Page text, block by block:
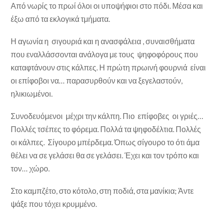
Από νωρίς το πρωί όλοι οι υποψήφιοι στο πόδι. Μέσα και
έξω από τα εκλογικά τμήματα.
Η αγωνία η σιγουριά και η ανασφάλεια , συναισθήματα
που εναλλάσσονται ανάλογα με τους ψηφοφόρους που
καταφτάνουν στις κάλπες. Η πρώτη πρωινή φουρνιά είναι
οι επίφοβοι να… παρασυρθούν και να ξεγελαστούν,
ηλικιωμένοι.
Συνοδευόμενοι μέχρι την κάλπη. Πιο επίφοβες οι γριές…
Πολλές τσέπες το φόρεμα. Πολλά τα ψηφοδέλτια. Πολλές
οι κάλπες. Σίγουρο μπέρδεμα. Όπως σίγουρο το ότι άμα
θέλει να σε γελάσει θα σε γελάσει. Έχει και τον τρόπο και
τον… χώρο.
Στο καμπζέτο, στο κότολο, στη ποδιά, στα μανίκια; Άντε
ψάξε που τόχει κρυμμένο.